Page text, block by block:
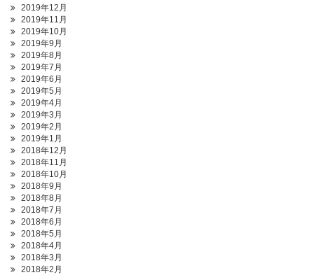
2019年12月
2019年11月
2019年10月
2019年9月
2019年8月
2019年7月
2019年6月
2019年5月
2019年4月
2019年3月
2019年2月
2019年1月
2018年12月
2018年11月
2018年10月
2018年9月
2018年8月
2018年7月
2018年6月
2018年5月
2018年4月
2018年3月
2018年2月